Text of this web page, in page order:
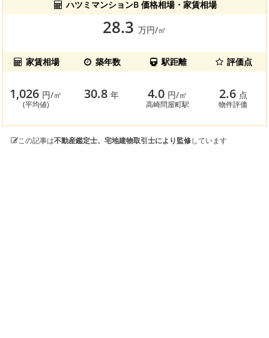
ハツミマンションB 価格相場・家賃相場
28.3 万円/㎡
家賃相場 築年数 駅距離 評価点
1,026 円/㎡
(平均値)
30.8年 4.0 円/㎡
高崎問屋町駅
2.6 点
物件評価
この記事は不動産鑑定士、宅地建物取引士により監修しています